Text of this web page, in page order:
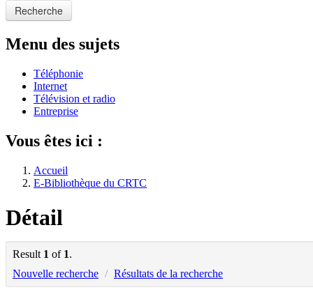
Recherche
Menu des sujets
Téléphonie
Internet
Télévision et radio
Entreprise
Vous êtes ici :
Accueil
E-Bibliothèque du CRTC
Détail
Result 1 of 1.
Nouvelle recherche / Résultats de la recherche